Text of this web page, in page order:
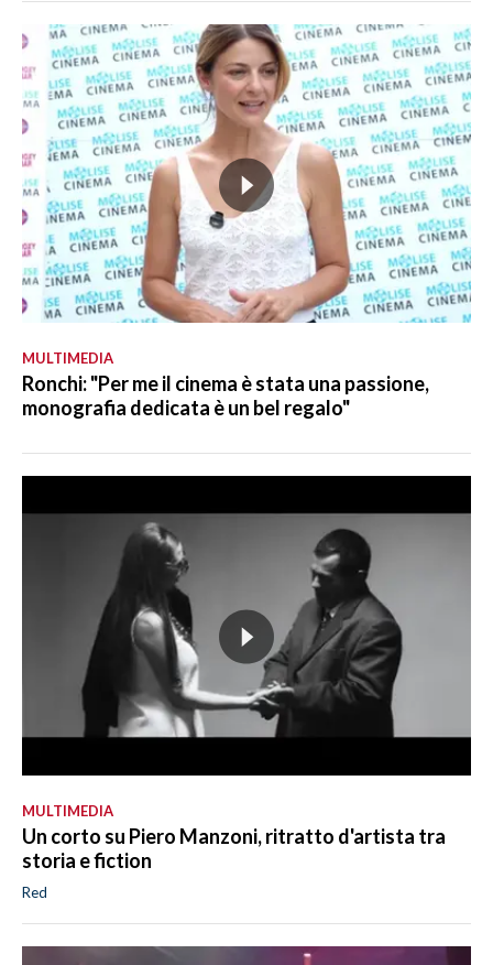
MULTIMEDIA
Ronchi: "Per me il cinema è stata una passione,
monografia dedicata è un bel regalo"
MULTIMEDIA
Un corto su Piero Manzoni, ritratto d'artista tra
storia e fiction
Red